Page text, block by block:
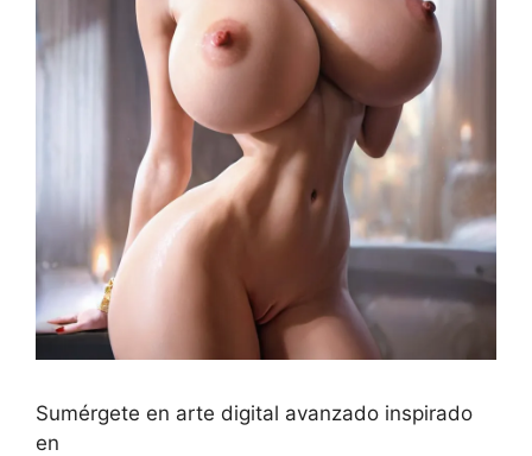
Sumérgete en arte digital avanzado inspirado
en